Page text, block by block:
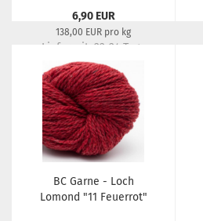
6,90 EUR
138,00 EUR pro kg
Lieferzeit: 22-24 Tage
BC Garne - Loch
Lomond "11 Feuerrot"